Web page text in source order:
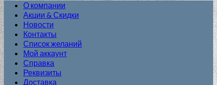
О компании
Акции & Скидки
Новости
Контакты
Список желаний
Мой аккаунт
Справка
Реквизиты
Доставка